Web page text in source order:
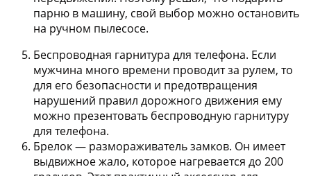
парню в машину, свой выбор можно остановить
на ручном пылесосе.
Беспроводная гарнитура для телефона. Если
мужчина много времени проводит за рулем, то
для его безопасности и предотвращения
нарушений правил дорожного движения ему
можно презентовать беспроводную гарнитуру
для телефона.
Брелок — размораживатель замков. Он имеет
выдвижное жало, которое нагревается до 200